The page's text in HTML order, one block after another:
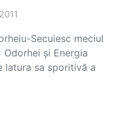
Secuiesc meciul
și Energia
latura sa sporitivă a